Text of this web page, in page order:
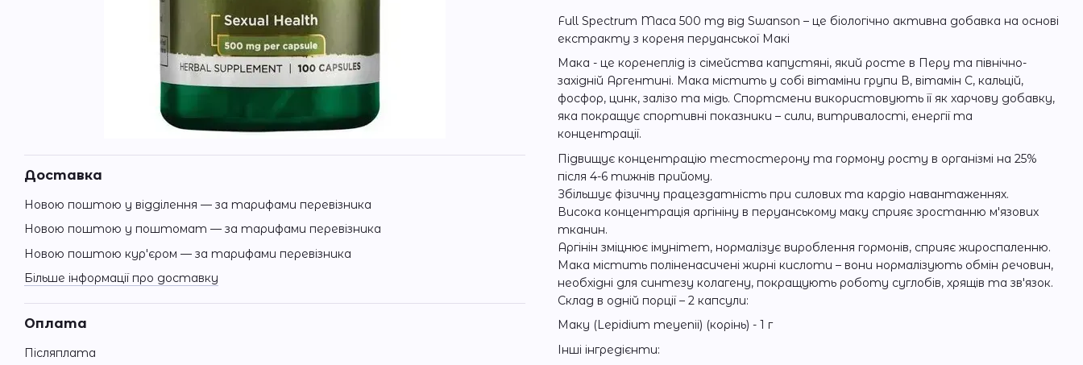
Доставка
Новою поштою у відділення — за тарифами перевізника
Новою поштою у поштомат — за тарифами перевізника
Новою поштою кур'єром — за тарифами перевізника
Більше інформації про доставку
Оплата
Післяплата
Full Spectrum Maca 500 mg від Swanson – це біологічно активна добавка на основі
екстракту з кореня перуанської Макі
Мака - це коренеплід із сімейства капустяні, який росте в Перу та північно-
західній Аргентині. Мака містить у собі вітаміни групи В, вітамін С, кальцій,
фосфор, цинк, залізо та мідь. Спортсмени використовують її як харчову добавку,
яка покращує спортивні показники – сили, витривалості, енергії та
концентрації.
Підвищує концентрацію тестостерону та гормону росту в організмі на 25%
після 4-6 тижнів прийому.
Збільшує фізичну працездатність при силових та кардіо навантаженнях.
Висока концентрація аргініну в перуанському маку сприяє зростанню м'язових
тканин.
Аргінін зміцнює імунітет, нормалізує вироблення гормонів, сприяє жироспаленню.
Мака містить поліненасичені жирні кислоти – вони нормалізують обмін речовин,
необхідні для синтезу колагену, покращують роботу суглобів, хрящів та зв'язок.
Склад в одній порції – 2 капсули:
Маку (Lepidium meyenii) (корінь) - 1 г
Інші інгредієнти: